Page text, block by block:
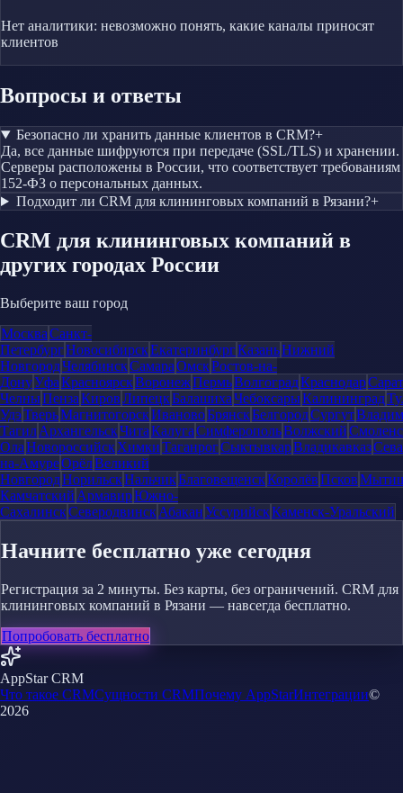
Нет аналитики: невозможно понять, какие каналы приносят
клиентов
Вопросы и ответы
Безопасно ли хранить данные клиентов в CRM?+
Да, все данные шифруются при передаче (SSL/TLS) и хранении.
Серверы расположены в России, что соответствует требованиям
152-ФЗ о персональных данных.
Подходит ли CRM для клининговых компаний в Рязани?+
CRM для клининговых компаний в
других городах России
Выберите ваш город
МоскваСанкт-
ПетербургНовосибирскЕкатеринбургКазаньНижний
НовгородЧелябинскСамараОмскРостов-на-
ДонуУфаКрасноярскВоронежПермьВолгоградКраснодар
ЧелныПензаКировЛипецкБалашихаЧебоксарыКалининград
УдэТверьМагнитогорскИвановоБрянскБелгородСургут
ТагилАрхангельскЧитаКалугаСимферопольВолжский
ОлаНовороссийскХимкиТаганрогСыктывкарВладикавказ
на-АмуреОрёлВеликий
НовгородНорильскНальчикБлаговещенскКоролёвПсков
Камчатский АрмавирЮжно-
СахалинскСеверодвинскАбаканУссурийскКаменск-Уральский
Начните бесплатно уже сегодня
Регистрация за 2 минуты. Без карты, без ограничений. CRM для
клининговых компаний в Рязани — навсегда бесплатно.
Попробовать бесплатно
AppStar CRM
Что такое CRMСущности CRMПочему AppStarИнтеграции©
2026